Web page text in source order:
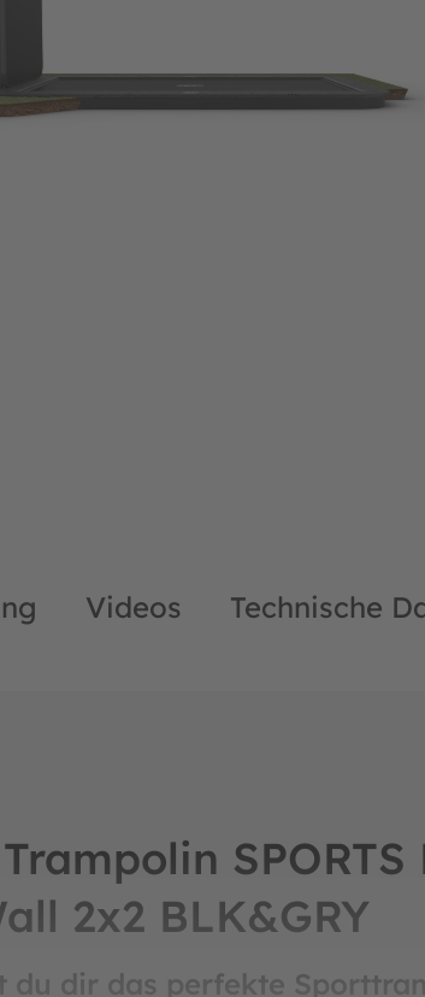
Videos Technische
Trampolin
2x2 BLK&GRY
du dir das perfekte